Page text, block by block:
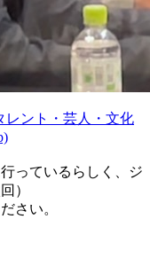
レント・芸人・文化
っているらしく、ジ
）
さい。